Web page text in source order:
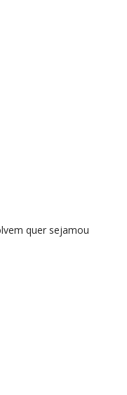
quer sejamou